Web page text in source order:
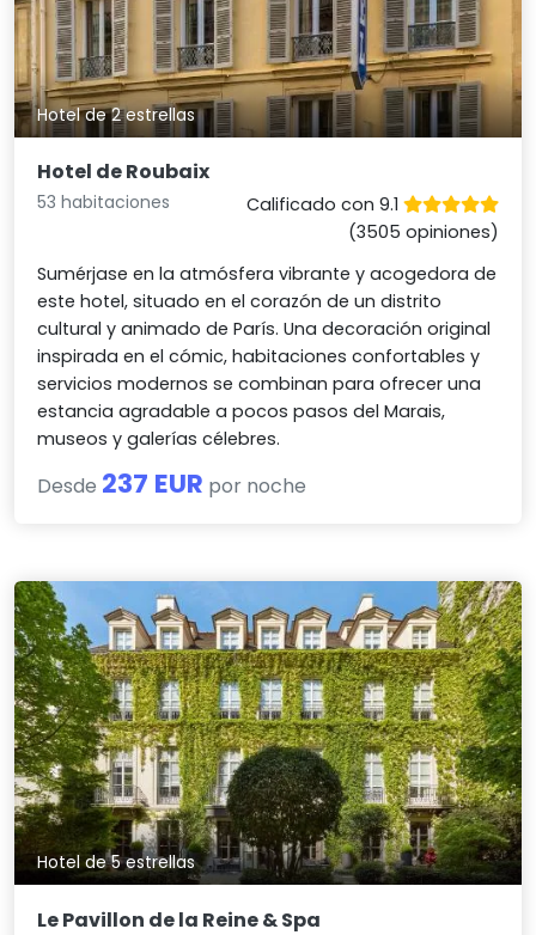
Hotel de 2 estrellas
Hotel de Roubaix
53 habitaciones
Calificado con 9.1
(3505 opiniones)
Sumérjase en la atmósfera vibrante y acogedora de
este hotel, situado en el corazón de un distrito
cultural y animado de París. Una decoración original
inspirada en el cómic, habitaciones confortables y
servicios modernos se combinan para ofrecer una
estancia agradable a pocos pasos del Marais,
museos y galerías célebres.
Desde 237 EUR por noche
Hotel de 5 estrellas
Le Pavillon de la Reine & Spa